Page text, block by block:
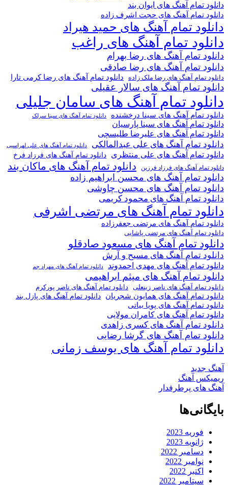
دانلود تمام آهنگ های ایوان بند
دانلود تمام آهنگ های حجت اشرف زاده
دانلود تمام آهنگ های حمید هیراد
دانلود تمام آهنگ های راغب
دانلود تمام آهنگ های رضا بهرام
دانلود تمام آهنگ های رضا صادقی
دانلود تمام آهنگ های رضا ملک زاده دانلود تمام آهنگ های رضا کرمی تارا
دانلود تمام آهنگ های سالار عقیلی
دانلود تمام آهنگ های سامان جلیلی
دانلود تمام آهنگ های سینا درخشنده دانلود تمام آهنگ های سینا سرلک
دانلود تمام آهنگ های سینا پارسیان
دانلود تمام آهنگ های علیرضا طلیسچی
دانلود تمام آهنگ های علی عبدالمالکی دانلود تمام آهنگ های علی لهراسبی
دانلود تمام آهنگ های علی منتظری دانلود تمام آهنگ های فرزاد فرخ
دانلود تمام آهنگ های فرزاد فرزین دانلود تمام آهنگ های ماکان بند
دانلود تمام آهنگ های محسن ابراهیم زاده
دانلود تمام آهنگ های محسن چاوشی
دانلود تمام آهنگ های محمود کریمی
دانلود تمام آهنگ های مرتضی اشرفی
دانلود تمام آهنگ های مرتضی جعفرزاده
دانلود تمام آهنگ های مرتضی پاشایی
دانلود تمام آهنگ های مسعود صادقلو
دانلود تمام آهنگ های مسیح و آرش
دانلود تمام آهنگ های مهدی احمدوند دانلود تمام آهنگ های مهراد جم
دانلود تمام آهنگ های میثم ابراهیمی
دانلود تمام آهنگ های ناصر زینعلی دانلود تمام آهنگ های ناصر پورکرم
دانلود تمام آهنگ های همایون شجریان دانلود تمام آهنگ های پازل بند
دانلود تمام آهنگ های پویا بیاتی
دانلود تمام آهنگ های کامران مولایی
دانلود تمام آهنگ های کسری زاهدی
دانلود تمام آهنگ های گرشا رضایی
دانلود تمام آهنگ های یوسف زمانی
آهنگ جدید
ریمیکس آهنگ
آهنگ های پرطرفدار
بایگانی‌ها
فوریه 2023
ژانویه 2023
دسامبر 2022
نوامبر 2022
اکتبر 2022
سپتامبر 2022